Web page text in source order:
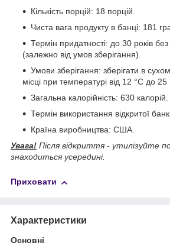
Кількість порцій: 18 порцій.
Чиста вага продукту в банці: 181
Термін придатності: до 30 років
(залежно від умов зберігання).
Умови зберігання: зберігати в
місці при температурі від 12 °C до 25
Загальна калорійність: 630 калорій.
Термін використання відкритої
Країна виробництва: США.
Увага! Після відкриття - утилізуйте
знаходиться усередині.
Приховати
Характеристики
Основні